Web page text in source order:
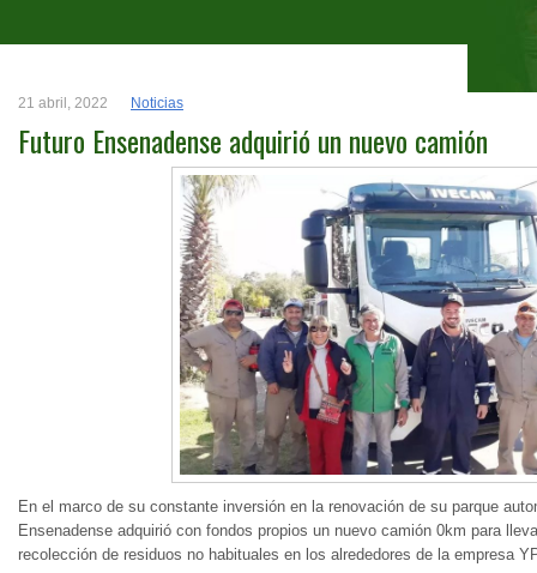
21 abril, 2022 Noticias
Futuro Ensenadense adquirió un nuevo camión
En el marco de su constante inversión en la renovación de su parque
Ensenadense adquirió con fondos propios un nuevo camión 0km para
recolección de residuos no habituales en los alrededores de la empresa